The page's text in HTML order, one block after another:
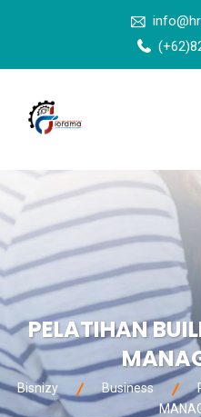
PELATIHAN
Bisnizy Business